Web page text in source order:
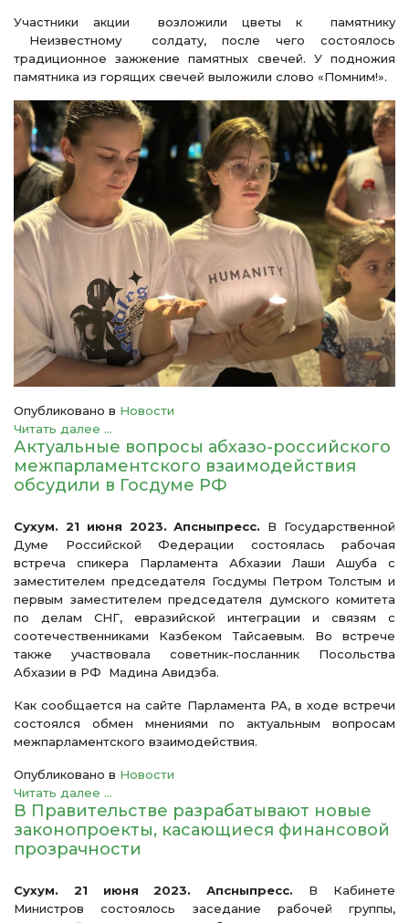
Участники акции возложили цветы к памятнику
Неизвестному солдату, после чего состоялось
традиционное зажжение памятных свечей. У подножия
памятника из горящих свечей выложили слово «Помним!».
Опубликовано в Новости
Читать далее ...
Актуальные вопросы абхазо-российского
межпарламентского взаимодействия
обсудили в Госдуме РФ
Сухум. 21 июня 2023. Апсныпресс. В Государственной
Думе Российской Федерации состоялась рабочая
встреча спикера Парламента Абхазии Лаши Ашуба с
заместителем председателя Госдумы Петром Толстым и
первым заместителем председателя думского комитета
по делам СНГ, евразийской интеграции и связям с
соотечественниками Казбеком Тайсаевым. Во встрече
также участвовала советник-посланник Посольства
Абхазии в РФ Мадина Авидзба.
Как сообщается на сайте Парламента РА, в ходе встречи
состоялся обмен мнениями по актуальным вопросам
межпарламентского взаимодействия.
Опубликовано в Новости
Читать далее ...
В Правительстве разрабатывают новые
законопроекты, касающиеся финансовой
прозрачности
Сухум. 21 июня 2023. Апсныпресс. В Кабинете
Министров состоялось заседание рабочей группы,